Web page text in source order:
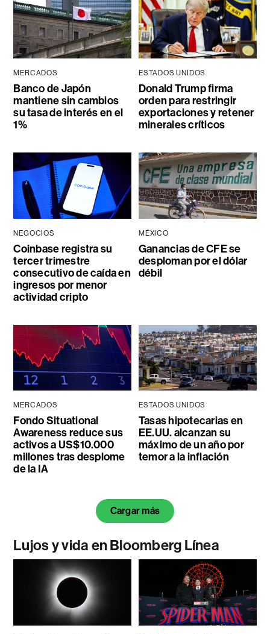
MERCADOS
Banco de Japón
mantiene sin cambios
su tasa de interés en el
1%
ESTADOS UNIDOS
Donald Trump firma
orden para restringir
exportaciones y retener
minerales críticos
NEGOCIOS
Coinbase registra su
tercer trimestre
consecutivo de caída en
ingresos por menor
actividad cripto
MÉXICO
Ganancias de CFE se
desploman por el dólar
débil
MERCADOS
Fondo Situational
Awareness reduce sus
activos a US$10.000
millones tras desplome
de la IA
ESTADOS UNIDOS
Tasas hipotecarias en
EE.UU. alcanzan su
máximo de un año por
temor a la inflación
Cargar más
Lujos y vida en Bloomberg Línea